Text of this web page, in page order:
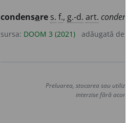
condensare s. f., g.-d. art. condens
sursa: DOOM 3 (2021) adăugată de
Preluarea, stocarea sau
interzise fără